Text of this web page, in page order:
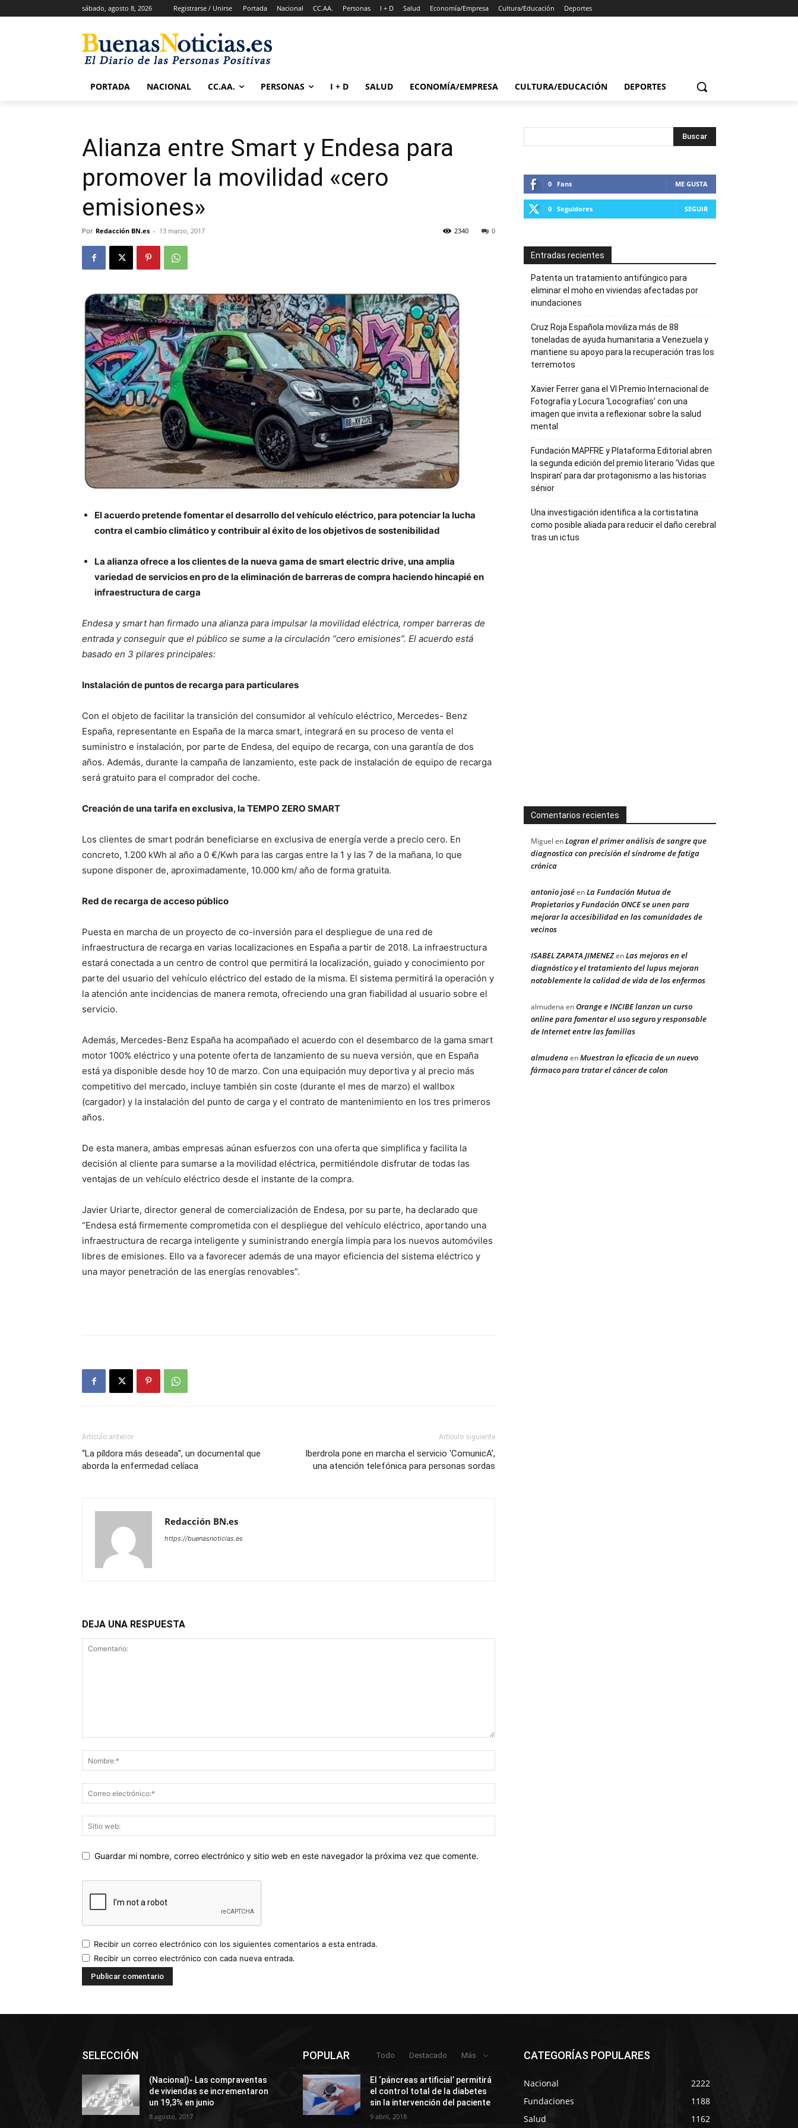
sábado, agosto 8, 2026 Registrarse / Unirse Portada Nacional CC.AA. Personas I + D Salud Economía/Empresa Cultura/Educación Deportes
PORTADA NACIONAL CC.AA. PERSONAS I + D SALUD ECONOMÍA/EMPRESA CULTURA/EDUCACIÓN DEPORTES
Alianza entre Smart y Endesa para
promover la movilidad «cero
emisiones»
Por Redacción BN.es - 13 marzo, 2017 0
2340
El acuerdo pretende fomentar el desarrollo del vehículo eléctrico, para potenciar la lucha
contra el cambio climático y contribuir al éxito de los objetivos de sostenibilidad
La alianza ofrece a los clientes de la nueva gama de smart electric drive, una amplia
variedad de servicios en pro de la eliminación de barreras de compra haciendo hincapié en
infraestructura de carga
Endesa y smart han firmado una alianza para impulsar la movilidad eléctrica, romper barreras de
entrada y conseguir que el público se sume a la circulación “cero emisiones”. El acuerdo está
basado en 3 pilares principales:
Instalación de puntos de recarga para particulares
Con el objeto de facilitar la transición del consumidor al vehículo eléctrico, Mercedes- Benz
España, representante en España de la marca smart, integrará en su proceso de venta el
suministro e instalación, por parte de Endesa, del equipo de recarga, con una garantía de dos
años. Además, durante la campaña de lanzamiento, este pack de instalación de equipo de recarga
será gratuito para el comprador del coche.
Creación de una tarifa en exclusiva, la TEMPO ZERO SMART
Los clientes de smart podrán beneficiarse en exclusiva de energía verde a precio cero. En
concreto, 1.200 kWh al año a 0 €/Kwh para las cargas entre la 1 y las 7 de la mañana, lo que
supone disponer de, aproximadamente, 10.000 km/ año de forma gratuita.
Red de recarga de acceso público
Puesta en marcha de un proyecto de co-inversión para el despliegue de una red de
infraestructura de recarga en varias localizaciones en España a partir de 2018. La infraestructura
estará conectada a un centro de control que permitirá la localización, guiado y conocimiento por
parte del usuario del vehículo eléctrico del estado de la misma. El sistema permitirá la operación y
la atención ante incidencias de manera remota, ofreciendo una gran fiabilidad al usuario sobre el
servicio.
Además, Mercedes-Benz España ha acompañado el acuerdo con el desembarco de la gama smart
motor 100% eléctrico y una potente oferta de lanzamiento de su nueva versión, que en España
está ya disponible desde hoy 10 de marzo. Con una equipación muy deportiva y al precio más
competitivo del mercado, incluye también sin coste (durante el mes de marzo) el wallbox
(cargador) y la instalación del punto de carga y el contrato de mantenimiento en los tres primeros
años.
De esta manera, ambas empresas aúnan esfuerzos con una oferta que simplifica y facilita la
decisión al cliente para sumarse a la movilidad eléctrica, permitiéndole disfrutar de todas las
ventajas de un vehículo eléctrico desde el instante de la compra.
Javier Uriarte, director general de comercialización de Endesa, por su parte, ha declarado que
“Endesa está firmemente comprometida con el despliegue del vehículo eléctrico, aportando una
infraestructura de recarga inteligente y suministrando energía limpia para los nuevos automóviles
libres de emisiones. Ello va a favorecer además de una mayor eficiencia del sistema eléctrico y
una mayor penetración de las energías renovables”.
Artículo anterior
“La píldora más deseada”, un documental que
aborda la enfermedad celíaca
Artículo siguiente
Iberdrola pone en marcha el servicio ‘ComunicA’,
una atención telefónica para personas sordas
Redacción BN.es
https://buenasnoticias.es
DEJA UNA RESPUESTA
Guardar mi nombre, correo electrónico y sitio web en este navegador la próxima vez que comente.
Recibir un correo electrónico con los siguientes comentarios a esta entrada.
Recibir un correo electrónico con cada nueva entrada.
0 Fans ME GUSTA
0 Seguidores SEGUIR
Entradas recientes
Patenta un tratamiento antifúngico para
eliminar el moho en viviendas afectadas por
inundaciones
Cruz Roja Española moviliza más de 88
toneladas de ayuda humanitaria a Venezuela y
mantiene su apoyo para la recuperación tras los
terremotos
Xavier Ferrer gana el VI Premio Internacional de
Fotografía y Locura ‘Locografías’ con una
imagen que invita a reflexionar sobre la salud
mental
Fundación MAPFRE y Plataforma Editorial abren
la segunda edición del premio literario ‘Vidas que
Inspiran’ para dar protagonismo a las historias
sénior
Una investigación identifica a la cortistatina
como posible aliada para reducir el daño cerebral
tras un ictus
Comentarios recientes
Miguel enLogran el primer análisis de sangre que
diagnostica con precisión el síndrome de fatiga
crónica
antonio joséenLa Fundación Mutua de
Propietarios y Fundación ONCE se unen para
mejorar la accesibilidad en las comunidades de
vecinos
ISABEL ZAPATA JIMENEZenLas mejoras en el
diagnóstico y el tratamiento del lupus mejoran
notablemente la calidad de vida de los enfermos
almudena enOrange e INCIBE lanzan un curso
online para fomentar el uso seguro y responsable
de Internet entre las familias
almudenaenMuestran la eficacia de un nuevo
fármaco para tratar el cáncer de colon
SELECCIÓN
(Nacional)- Las compraventas
de viviendas se incrementaron
un 19,3% en junio
8 agosto, 2017
POPULAR Todo Destacado Más
El ‘páncreas artificial’ permitirá
el control total de la diabetes
sin la intervención del paciente
9 abril, 2018
CATEGORÍAS POPULARES
Nacional
2222
Fundaciones
1188
Salud
1162